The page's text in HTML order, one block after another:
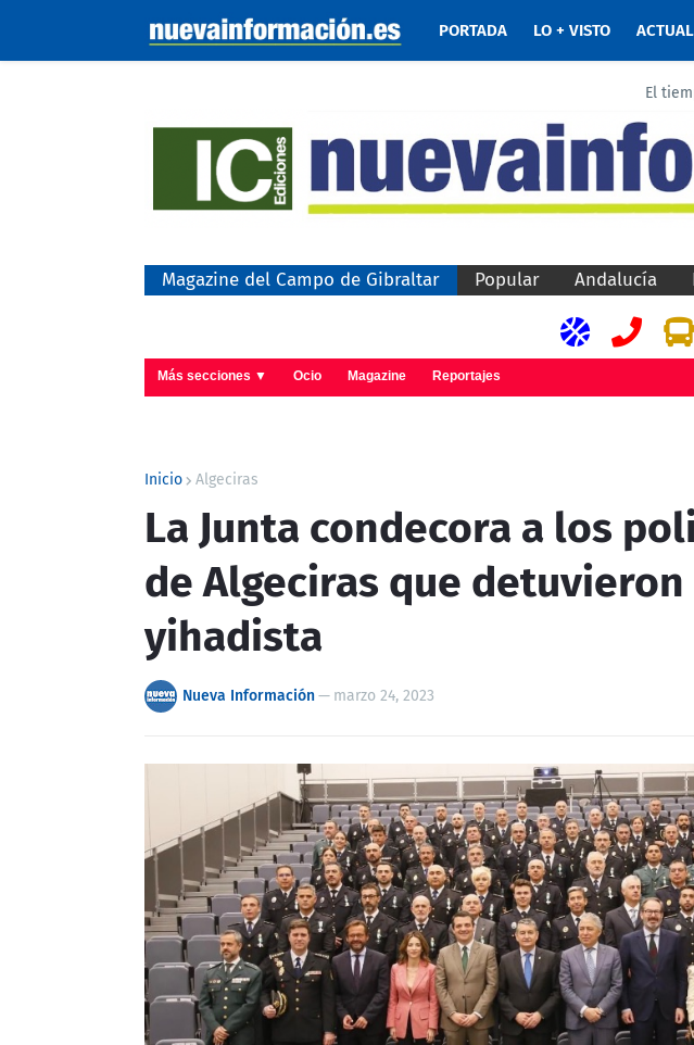
PORTADA LO + VISTO
El
Magazine del Campo de Gibraltar Popular Andalucía
Más secciones ▼ Ocio Magazine Reportajes
Inicio Algeciras
La Junta condecora a los
de Algeciras que
yihadista
Nueva Información— marzo 24, 2023